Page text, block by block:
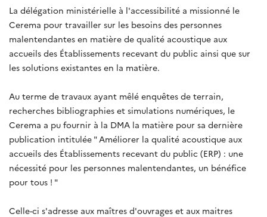
La délégation ministérielle à l'accessibilité a missionné le
Cerema pour travailler sur les besoins des personnes
malentendantes en matière de qualité acoustique aux
accueils des Établissements recevant du public ainsi que sur
les solutions existantes en la matière.
Au terme de travaux ayant mêlé enquêtes de terrain,
recherches bibliographies et simulations numériques, le
Cerema a pu fournir à la DMA la matière pour sa dernière
publication intitulée " Améliorer la qualité acoustique aux
accueils des Établissements recevant du public (ERP) : une
nécessité pour les personnes malentendantes, un bénéfice
pour tous ! "
Celle-ci s'adresse aux maîtres d'ouvrages et aux maitres